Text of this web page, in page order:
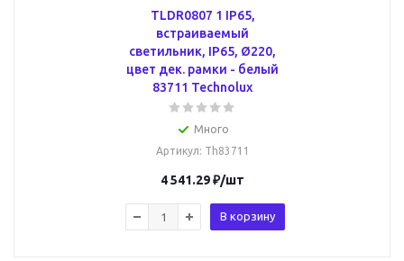
TLDR0807 1 IP65,
встраиваемый
светильник, IP65, Ø220,
цвет дек. рамки - белый
83711 Technolux
Много
Артикул: Th83711
4 541.29₽/шт
В корзину